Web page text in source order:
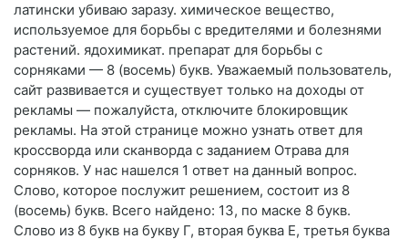
латински убиваю заразу. химическое вещество,
используемое для борьбы с вредителями и болезнями
растений. ядохимикат. препарат для борьбы с
сорняками — 8 (восемь) букв. Уважаемый пользователь,
сайт развивается и существует только на доходы от
рекламы — пожалуйста, отключите блокировщик
рекламы. На этой странице можно узнать ответ для
кроссворда или сканворда с заданием Отрава для
сорняков. У нас нашелся 1 ответ на данный вопрос.
Слово, которое послужит решением, состоит из 8
(восемь) букв. Всего найдено: 13, по маске 8 букв.
Слово из 8 букв на букву Г, вторая буква Е, третья буква